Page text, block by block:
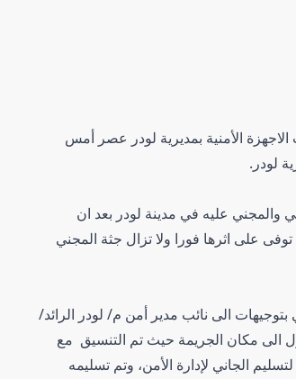
الأمنية بمديرية لودر عصر أمس
والمجني عليه في مدينة لودر بعد ان
على اثرها فورا ولا تزال جثة المجني
بتوجيهات الى نائب مدير أمن م/ لودر الرائد/
الى مكان الجريمة حيث تم التنسيق مع
الجاني لإدارة الأمن، وتم تسليمه